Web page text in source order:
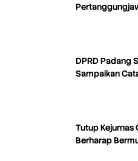
DPRD Padang
Sampaikan
Tutup Kejurnas
Berharap